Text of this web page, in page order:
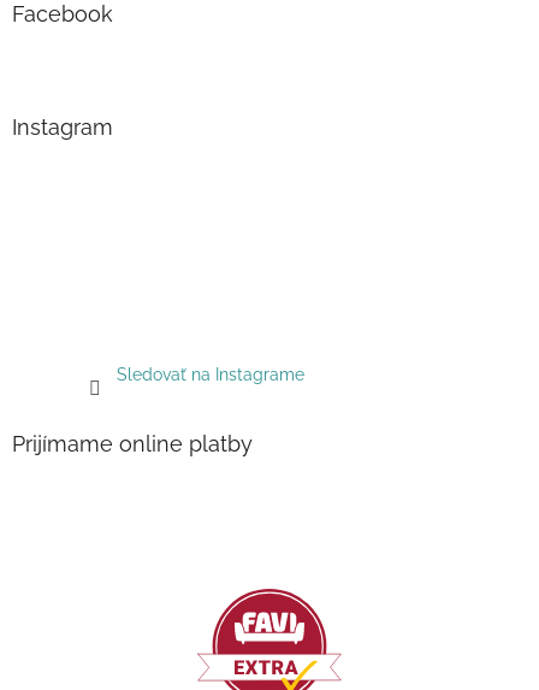
Facebook
Instagram
Sledovať na Instagrame
Prijímame online platby